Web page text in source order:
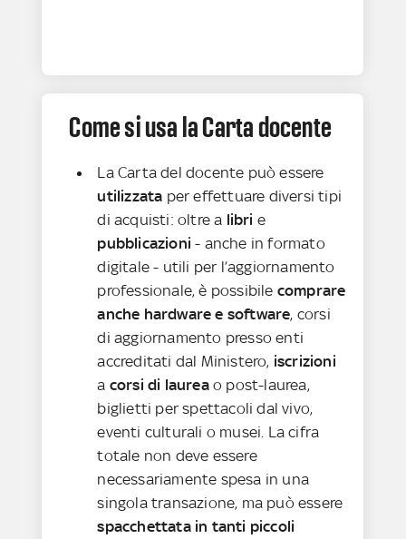
Come si usa la Carta docente
La Carta del docente può essere
utilizzata per effettuare diversi tipi
di acquisti: oltre a libri e
pubblicazioni - anche in formato
digitale - utili per l’aggiornamento
professionale, è possibile comprare
anche hardware e software, corsi
di aggiornamento presso enti
accreditati dal Ministero, iscrizioni
a corsi di laureao post-laurea,
biglietti per spettacoli dal vivo,
eventi culturali o musei. La cifra
totale non deve essere
necessariamente spesa in una
singola transazione, ma può essere
spacchettata in tanti piccoli